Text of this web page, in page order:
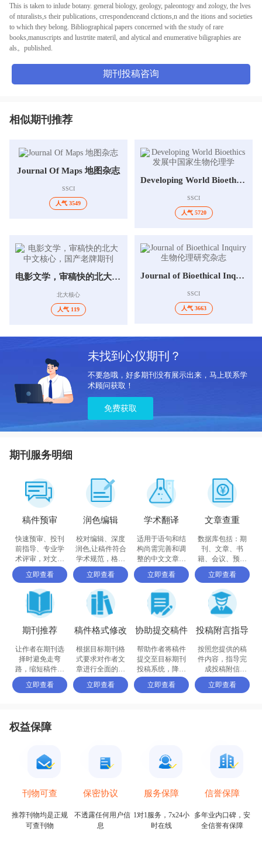
This is taken to inlude botany. general biology, geology, paleontogy and zology, the lves
of nturalists,s their publications, crrespondenceand clctions,n and the itions and societies
to which they belong. Bibliographical papers concerned with the study of rare
books,manuscripts and lustrtite materil, and alytical and enumerative biligraphies are
als。published.
期刊投稿咨询
相似期刊推荐
Journal Of Maps 地图杂志
SSCI
人气 3549
Developing World Bioethics 发展中国家生物伦理学
SSCI
人气 5720
电影文学，审稿快的北大中文核心，国产老牌期刊
北大核心
人气 119
Journal of Bioethical Inquiry 生物伦理研究杂志
SSCI
人气 3663
未找到心仪期刊？
不要急哦，好多期刊没有展示出来，马上联系学
术顾问获取！
免费获取
期刊服务明细
稿件预审
快速预审、投刊
前指导、专业学
术评审，对文章
进行评价
立即查看
润色编辑
校对编辑、深度
润色,让稿件符合
学术规范，格式
体例等标准
立即查看
学术翻译
适用于语句和结
构尚需完善和调
整的中文文章，
确保稿件达到要
求
立即查看
文章查重
数据库包括：期
刊、文章、书
籍、会议、预印
书、百科全书和
摘要等
立即查看
期刊推荐
让作者在期刊选
择时避免走弯
路，缩短稿件被
接收的周期
立即查看
稿件格式修改
根据目标期刊格
式要求对作者文
章进行全面的格
式修改和调整
立即查看
协助提交稿件
帮助作者将稿件
提交至目标期刊
投稿系统，降低
退稿或拒稿率
立即查看
投稿附言指导
按照您提供的稿
件内容，指导完
成投稿附信
（cover letter）
立即查看
权益保障
刊物可查
推荐刊物均是正规
可查刊物
保密协议
不透露任何用户信
息
服务保障
1对1服务，7x24小
时在线
信誉保障
多年业内口碑，安
全信誉有保障